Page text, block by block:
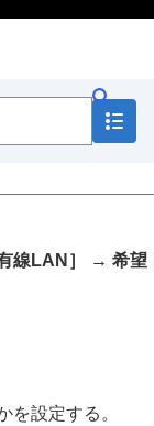
線LAN］
→ 希望
を設定する。